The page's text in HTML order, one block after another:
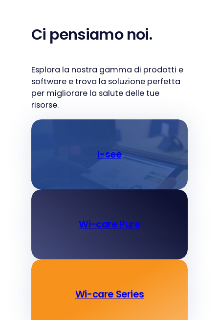
Ci pensiamo noi.
Esplora la nostra gamma di prodotti e
software e trova la soluzione perfetta
per migliorare la salute delle tue
risorse.
I-see
Wi-care Pure
Wi-care Series